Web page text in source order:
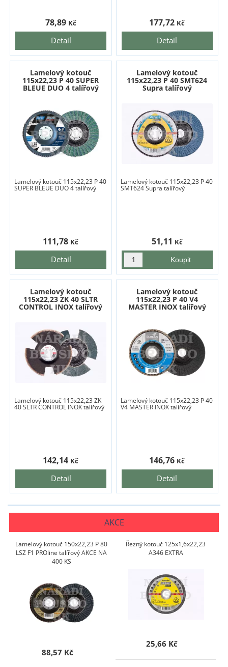
Detail
78,89 Kč
Detail
177,72 Kč
Lamelový kotouč
115x22,23 P 40 SUPER
BLEUE DUO 4 talířový
Lamelový kotouč 115x22,23 P 40
SUPER BLEUE DUO 4 talířový
Detail
111,78 Kč
Lamelový kotouč
115x22,23 P 40 SMT624
Supra talířový
Lamelový kotouč 115x22,23 P 40
SMT624 Supra talířový
51,11 Kč
Lamelový kotouč
115x22,23 ZK 40 SLTR
CONTROL INOX talířový
Lamelový kotouč 115x22,23 ZK
40 SLTR CONTROL INOX talířový
Detail
142,14 Kč
Lamelový kotouč
115x22,23 P 40 V4
MASTER INOX talířový
Lamelový kotouč 115x22,23 P 40
V4 MASTER INOX talířový
Detail
146,76 Kč
AKCE
Lamelový kotouč 150x22,23 P 80
LSZ F1 PROline talířový AKCE NA
400 KS
88,57 Kč
Řezný kotouč 125x1,6x22,23
A346 EXTRA
25,66 Kč